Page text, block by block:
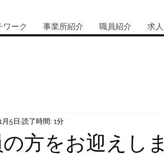
ワーク 事業所紹介 職員紹介 求人
の方をお迎えし
月5日 読了時間: 1分